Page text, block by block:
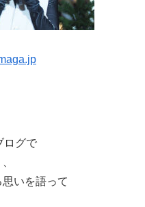
ログで
いを語って